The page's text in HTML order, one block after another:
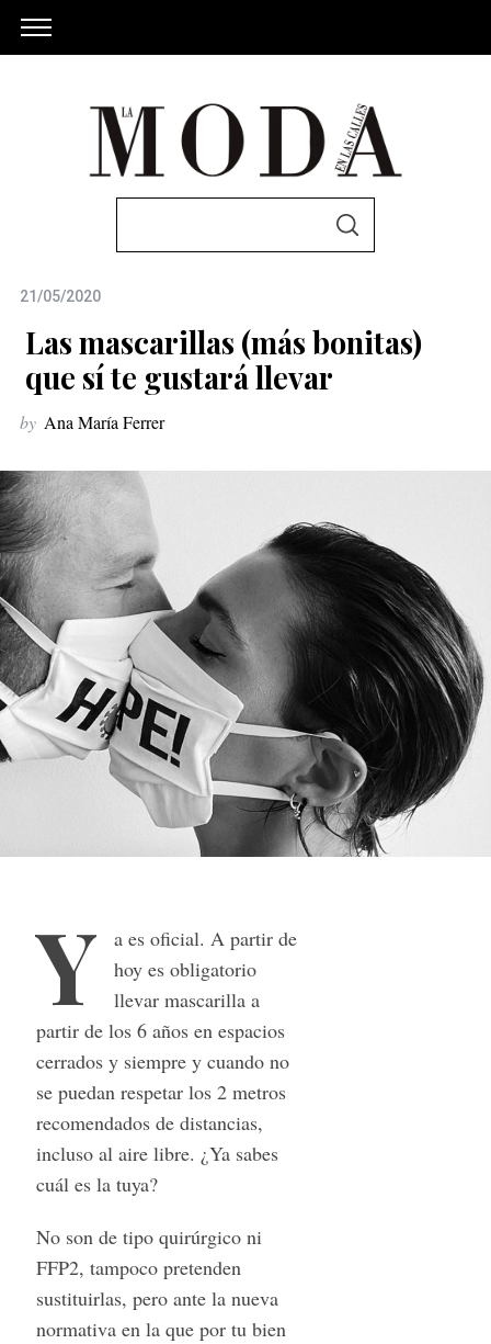
c
h
f
o
:
S
21/05/2020
Las mascarillas (más bonitas)
que sí te gustará llevar
by Ana María Ferrer
Y
a es oficial. A partir de
hoy es obligatorio
llevar mascarilla a
partir de los 6 años en espacios
cerrados y siempre y cuando no
se puedan respetar los 2 metros
recomendados de distancias,
incluso al aire libre. ¿Ya sabes
cuál es la tuya?
No son de tipo quirúrgico ni
FFP2, tampoco pretenden
sustituirlas, pero ante la nueva
normativa en la que por tu bien